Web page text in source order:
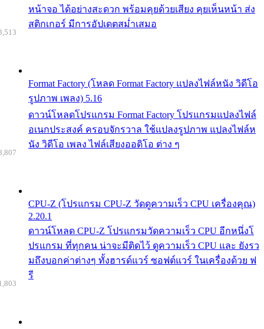
หน้าจอ ได้อย่างสะดวก พร้อมคุยด้วยเสียง คุยเห็นหน้า ส่ง
สติกเกอร์ มีการอัปเดตสม่ำเสมอ
Format Factory (โหลด Format Factory แปลงไฟล์หนัง วิดีโอ
รูปภาพ เพลง) 5.16
ดาวน์โหลดโปรแกรม Format Factory โปรแกรมแปลงไฟล์
อเนกประสงค์ ครอบจักรวาล ใช้แปลงรูปภาพ แปลงไฟล์ห
นัง วิดีโอ เพลง ไฟล์เสียงออดิโอ ต่าง ๆ
CPU-Z (โปรแกรม CPU-Z วัดดูความเร็ว CPU เครื่องคุณ)
2.20.1
ดาวน์โหลด CPU-Z โปรแกรมวัดความเร็ว CPU อีกหนึ่งโ
ปรแกรม ที่ทุกคน น่าจะมีติดไว้ ดูความเร็ว CPU และ ยังรว
มถึงบอกค่าต่างๆ ทั้งฮารด์แวร์ ซอฟต์แวร์ ในเครื่องด้วย ฟ
รี